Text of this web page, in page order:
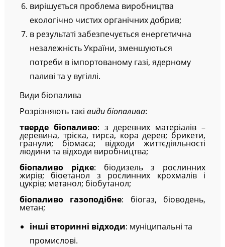
вирішується проблема виробництва
екологічно чистих органічних добрив;
в результаті забезпечується енергетична
незалежність України, зменшуються
потреби в імпортованому газі, ядерному
паливі та у вугіллі.
Види біопалива
Розрізняють такі види біопалива:
тверде біопаливо: з деревних матеріалів –
деревина, тріска, тирса, кора дерев; брикети,
гранули; біомаса; відходи життєдіяльності
людини та відходи виробництва;
біопаливо рідке: біодизель з рослинних
жирів; біоетанол з рослинних крохмалів і
цукрів; метанол; біобутанол;
біопаливо газоподібне: біогаз, біоводень,
метан;
інші вторинні відходи: муніципальні та
промислові.